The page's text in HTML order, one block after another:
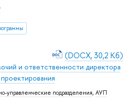
и ответственности директора
управленческие подразделения, АУП
(DOCX, 30,2 Кб)